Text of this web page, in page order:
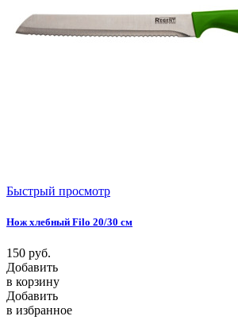
Быстрый просмотр
Нож хлебный Filo 20/30 см
150 руб.
Добавить
в корзину
Добавить
в избранное